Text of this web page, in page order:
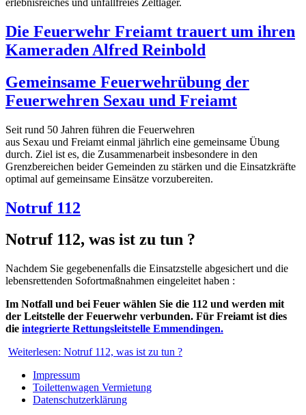
Die Feuerwehr Freiamt trauert um ihren
Kameraden Alfred Reinbold
Gemeinsame Feuerwehrübung der
Feuerwehren Sexau und Freiamt
Seit rund 50 Jahren führen die Feuerwehren
aus Sexau und Freiamt einmal jährlich eine gemeinsame Übung
durch. Ziel ist es, die Zusammenarbeit insbesondere in den
Grenzbereichen beider Gemeinden zu stärken und die Einsatzkräfte
optimal auf gemeinsame Einsätze vorzubereiten.
Notruf 112
Notruf 112, was ist zu tun ?
Nachdem Sie gegebenenfalls die Einsatzstelle abgesichert und die
lebensrettenden Sofortmaßnahmen eingeleitet haben :
Im Notfall und bei Feuer wählen Sie die 112 und werden mit
der Leitstelle der Feuerwehr verbunden. Für Freiamt ist dies
die integrierte Rettungsleitstelle Emmendingen.
Weiterlesen: Notruf 112, was ist zu tun ?
Impressum
Toilettenwagen Vermietung
Datenschutzerklärung